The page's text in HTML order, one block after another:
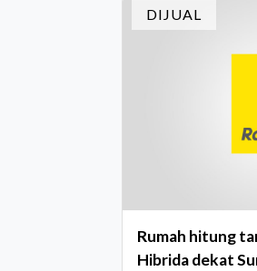
DIJUAL
Rumah hitung
Hibrida dekat